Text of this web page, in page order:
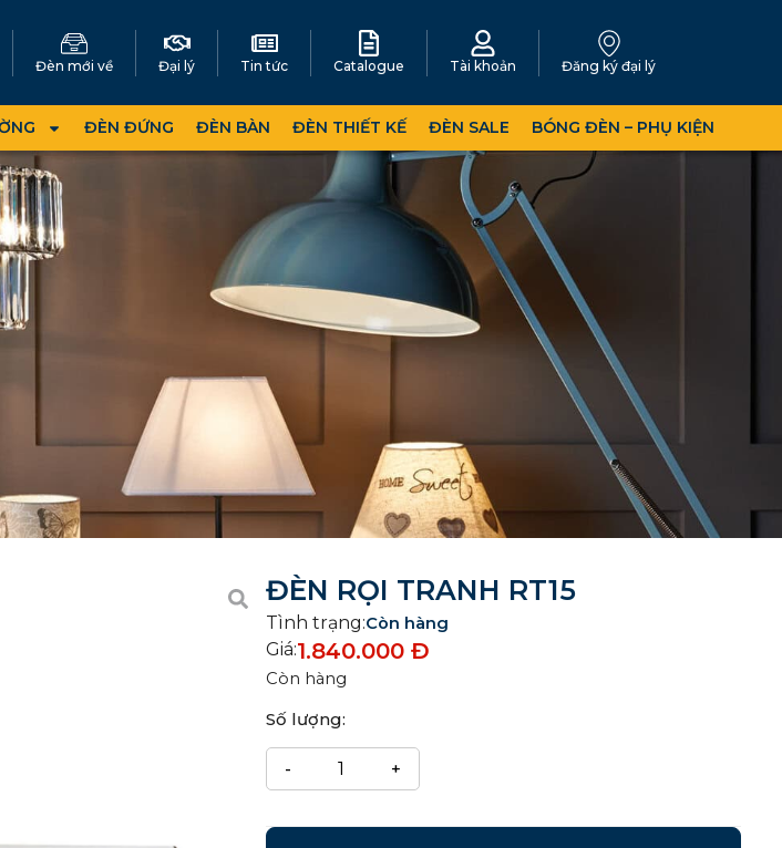
Đèn mới về Đại lý Tin tức Catalogue Tài khoản Đăng ký đại lý
ĐÈN ĐỨNG ĐÈN BÀN ĐÈN THIẾT KẾ ĐÈN SALE BÓNG ĐÈN – PHỤ KIỆN
ĐÈN RỌI TRANH RT15
Tình trạng:Còn hàng
Giá:1.840.000Đ
Còn hàng
Số lượng: